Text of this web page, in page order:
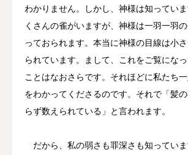
わかりません。しかし、神様は知ってい
くさんの雀がいますが、神様は一羽一羽
っておられます。本当に神様の目線は小
られています。まして、これをご覧にな
ことはなおさらです。それほどに私たち
をわかってくださるのです。それで「髪
らず数えられている」と言われます。
だから、私の弱さも罪深さも知ってい